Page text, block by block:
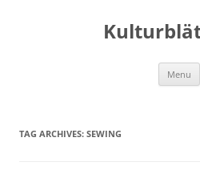
Menu
TAG ARCHIVES: SEWING